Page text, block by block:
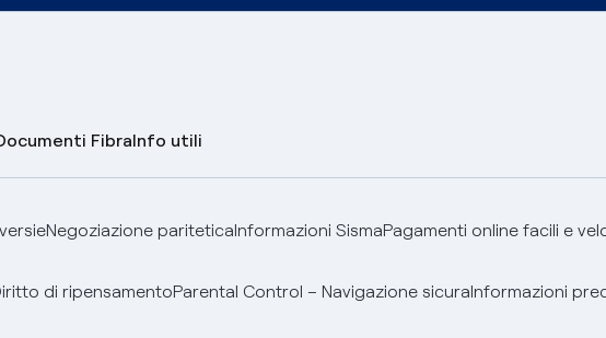
FibraInfo utili
Negoziazione pariteticaInformazioni SismaPagamenti online facili e
di ripensamentoParental Control – Navigazione sicuraInformazioni